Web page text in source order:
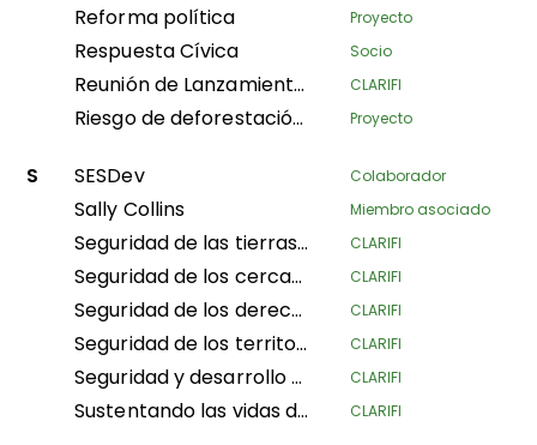
Reforma política Proyecto
Respuesta Cívica Socio
Reunión de Lanzamiento del Fondo Home Planet: Asegurando los derechos de tenencia pastoral en África Oriental: una solución basada en la naturaleza para la conservación, la mitigación del cambio climático y el avance de medios de vida sostenibles. CLARIFI
Riesgo de deforestación ilegal y comercio asociado (IDAT) Proyecto
S SESDev Colaborador
Sally Collins Miembro asociado
Seguridad de las tierras comunitarias para medios de vida pastorales sostenibles en el condado de Kajiado y el subcondado de Narok Sur, Kenia CLARIFI
Seguridad de los cercados de los Jefes Tradicionales y Customarios (NSHENG y KINS) CLARIFI
Seguridad de los derechos territoriales de los agro-pastorales en Karamoja CLARIFI
Seguridad de los territorios de los Pueblos Indígenas y Comunidades Locales de Ngounié CLARIFI
Seguridad y desarrollo de tierras de las aldeas en el territorio de Bikoro CLARIFI
Sustentando las vidas de los pueblos indígenas y la conservación de la naturaleza CLARIFI